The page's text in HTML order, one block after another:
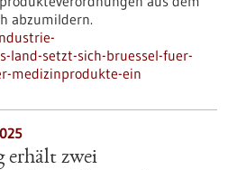
abzumildern.
setzt-sich-bruessel-fuer-
medizinprodukte-ein
erhält zwei